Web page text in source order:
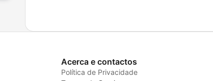
Acerca e contactos
Política de Privacidade